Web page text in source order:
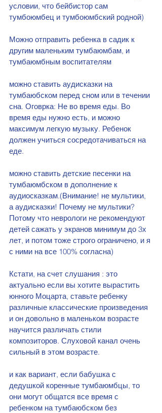
условии, что бейбистор сам
тумбоюмбец и тумбоюмбский родной)
Можно отправить ребенка в садик к
другим маленьким тумбаюмбам, и
тумбаюмбным воспитателям
можно ставить аудисказки на
тумбаюбском перед сном или в течении
сна. Оговрка: Не во время еды. Во
время еды нужно есть, и можно
максимум легкую музыку. Ребенок
должен учиться сосредотачиваться на
еде.
можно ставить детские песенки на
тумбаюмбском в дополнение к
аудиосказкам.(Внимание! не мультики,
а аудисказки! Почему не мультики?
Потому что неврологи не рекомендуют
детей сажать у экранов минимум до 3х
лет, и потом тоже строго ограничено, и я
с ними на все 100% согласна)
Кстати, на счет слушания : это
актуально если вы хотите вырастить
юнного Моцарта, ставьте ребенку
различные классические произведения
и он довольно в маленьком возрасте
научится различать стили
композиторов. Слуховой канал очень
сильный в этом возрасте.
и как вариант, если бабушка с
дедушкой коренные тумбаюмбцы, то
они могут общатся все время с
ребенком на тумбаюбском без